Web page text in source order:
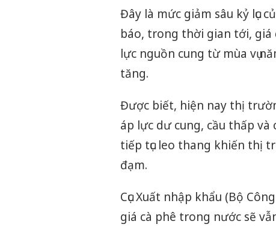
Đây là mức giảm sâu kỷ lục
báo, trong thời gian tới,
lực nguồn cung từ mùa vụ
tăng.
Được biết, hiện nay thị
áp lực dư cung, cầu thấp
tiếp tục leo thang khiến thị
đạm.
Cục Xuất nhập khẩu (Bộ
giá cà phê trong nước sẽ